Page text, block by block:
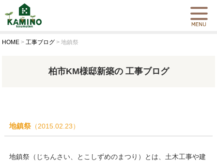
HOME >工事ブログ >地鎮祭
柏市KM様邸新築の 工事ブログ
地鎮祭（2015.02.23）
地鎮祭（じちんさい、とこしずめのまつり）とは、土木工事や建